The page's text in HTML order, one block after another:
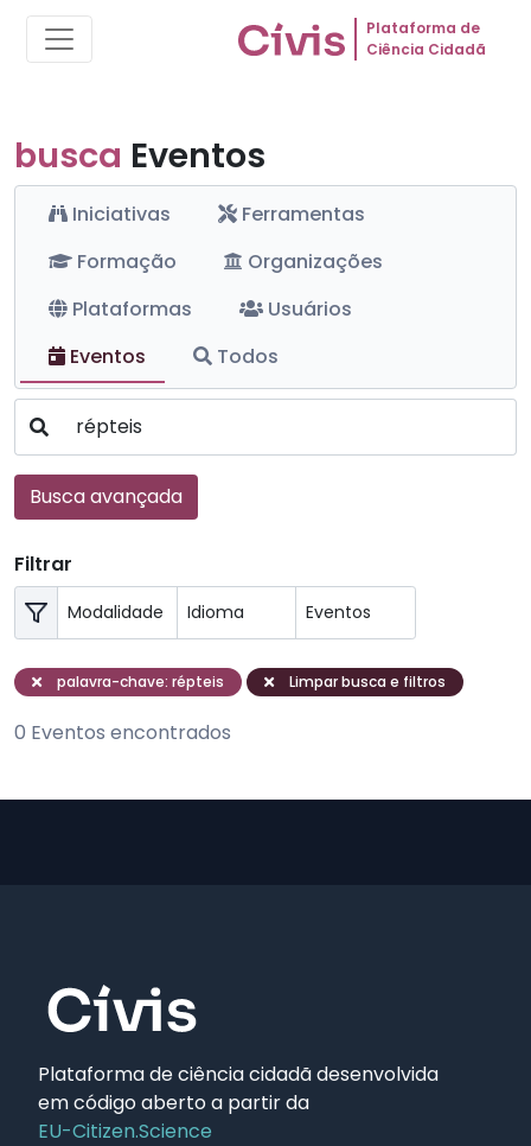
Plataforma de
Ciência Cidadã
busca Eventos
Iniciativas
Ferramentas
Formação
Organizações
Plataformas
Usuários
Eventos
Todos
Busca avançada
Filtrar
palavra-chave: répteis Limpar busca e filtros
0 Eventos encontrados
Plataforma de ciência cidadã desenvolvida
em código aberto a partir da
EU-Citizen.Science